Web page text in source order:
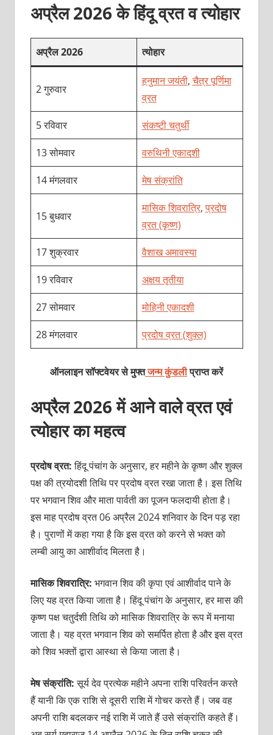
अप्रैल 2026 के हिंदू व्रत व त्योहार
अप्रैल 2026 त्योहार
2 गुरुवार
हनुमान जयंती,चैत्र पूर्णिमा
व्रत
5 रविवार संकष्टी चतुर्थी
13 सोमवार वरुथिनी एकादशी
14 मंगलवार मेष संक्रांति
15 बुधवार
मासिक शिवरात्रि,प्रदोष
व्रत (कृष्ण)
17 शुक्रवार वैशाख अमावस्या
19 रविवार अक्षय तृतीया
27 सोमवार मोहिनी एकादशी
28 मंगलवार प्रदोष व्रत (शुक्ल)
ऑनलाइन सॉफ्टवेयर से मुफ्तजन्म कुंडलीप्राप्त करें
अप्रैल 2026 में आने वाले व्रत एवं
त्योहार का महत्व
प्रदोष व्रत:हिंदू पंचांग के अनुसार, हर महीने के कृष्ण और शुक्ल
पक्ष कीत्रयोदशी तिथि पर प्रदोष व्रत रखा जाता है। इस तिथि
पर भगवान शिव और माता पार्वती का पूजन फलदायी होता है।
इस माह प्रदोष व्रत 06 अप्रैल 2024 शनिवार के दिन पड़ रहा
है। पुराणों में कहा गया है कि इस व्रत को करने से भक्त को
लम्बी आयु का आशीर्वाद मिलता है।
मासिक शिवरात्रि: भगवान शिव की कृपा एवं आशीर्वाद पाने के
लिए यह व्रत किया जाता है। हिंदू पंचांग के अनुसार, हर मास की
कृष्ण पक्ष चतुर्दशी तिथि को मासिक शिवरात्रि के रूप में मनाया
जाता है। यह व्रत भगवान शिव को समर्पित होता है और इस व्रत
को शिव भक्तों द्वारा आस्था से किया जाता है।
मेष संक्रांति:सूर्य देव प्रत्येक महीने अपना राशि परिवर्तन करते
हैं यानी कि एक राशि से दूसरी राशि में गोचर करते हैं। जब वह
अपनी राशि बदलकर नई राशि में जाते हैं उसे संक्रांति कहते हैं।